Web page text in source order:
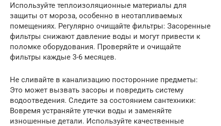
Используйте теплоизоляционные материалы для
защиты от мороза, особенно в неотапливаемых
помещениях. Регулярно очищайте фильтры: Засоренные
фильтры снижают давление воды и могут привести к
поломке оборудования. Проверяйте и очищайте
фильтры каждые 3-6 месяцев.
Не сливайте в канализацию посторонние предметы:
Это может вызвать засоры и повредить систему
водоотведения. Следите за состоянием сантехники:
Вовремя устраняйте утечки воды и заменяйте
изношенные детали. Используйте качественные